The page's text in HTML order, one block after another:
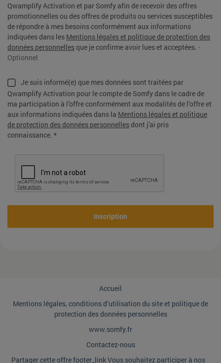
Qwamplify Activation et par Somfy afin de recevoir des offres
promotionnelles ou des offres de produits ou services susceptibles
de répondre à mes besoins conformément aux informations
indiquées dans les Mentions légales et politique de protection des
données personnellesque je confirme avoir lues et acceptées. -
Optionnel
Je suis informé(e) que mes données sont traitées par
Qwamplify Activation pour le compte de Somfy dans le cadre de
ma participation à l’offre conformément aux modalités de l’offre et
aux informations indiquées dans la Mentions légales et politique
de protection des données personnellesdont j'ai pris
connaissance. *
Inscription
Accueil
Mentions légales, conditions d’utilisation du site et politique de
protection des données personnelles
www.somfy.fr
Contactez-nous
Partager cette offre footer_link Vous souhaitez participer à nos